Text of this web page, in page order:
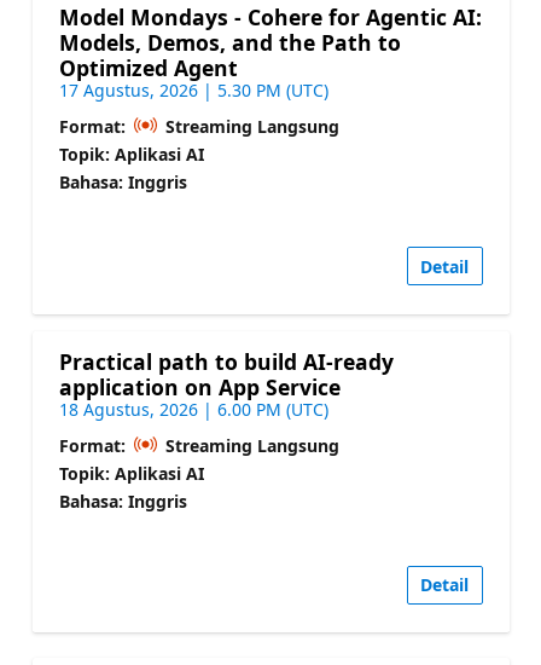
Model Mondays - Cohere for Agentic AI:
Models, Demos, and the Path to
Optimized Agent
17 Agustus, 2026 | 5.30 PM (UTC)
Format:
Streaming Langsung
Topik: Aplikasi AI
Bahasa: Inggris
Detail
Practical path to build AI-ready
application on App Service
18 Agustus, 2026 | 6.00 PM (UTC)
Format:
Streaming Langsung
Topik: Aplikasi AI
Bahasa: Inggris
Detail